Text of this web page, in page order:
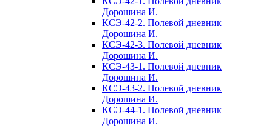
Дорошина И.
КСЭ-42-2. Полевой дневник
Дорошина И.
КСЭ-42-3. Полевой дневник
Дорошина И.
КСЭ-43-1. Полевой дневник
Дорошина И.
КСЭ-43-2. Полевой дневник
Дорошина И.
КСЭ-44-1. Полевой дневник
Дорошина И.